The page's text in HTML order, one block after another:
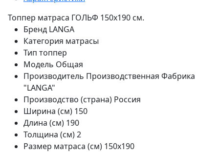
Топпер матраса ГОЛЬФ 150х190 см.
Бренд LANGA
Категория матрасы
Тип топпер
Модель Общая
Производитель Производственная Фабрика
"LANGA"
Производство (страна) Россия
Ширина (см) 150
Длина (см) 190
Толщина (см)2
Размер матраса (см) 150х190